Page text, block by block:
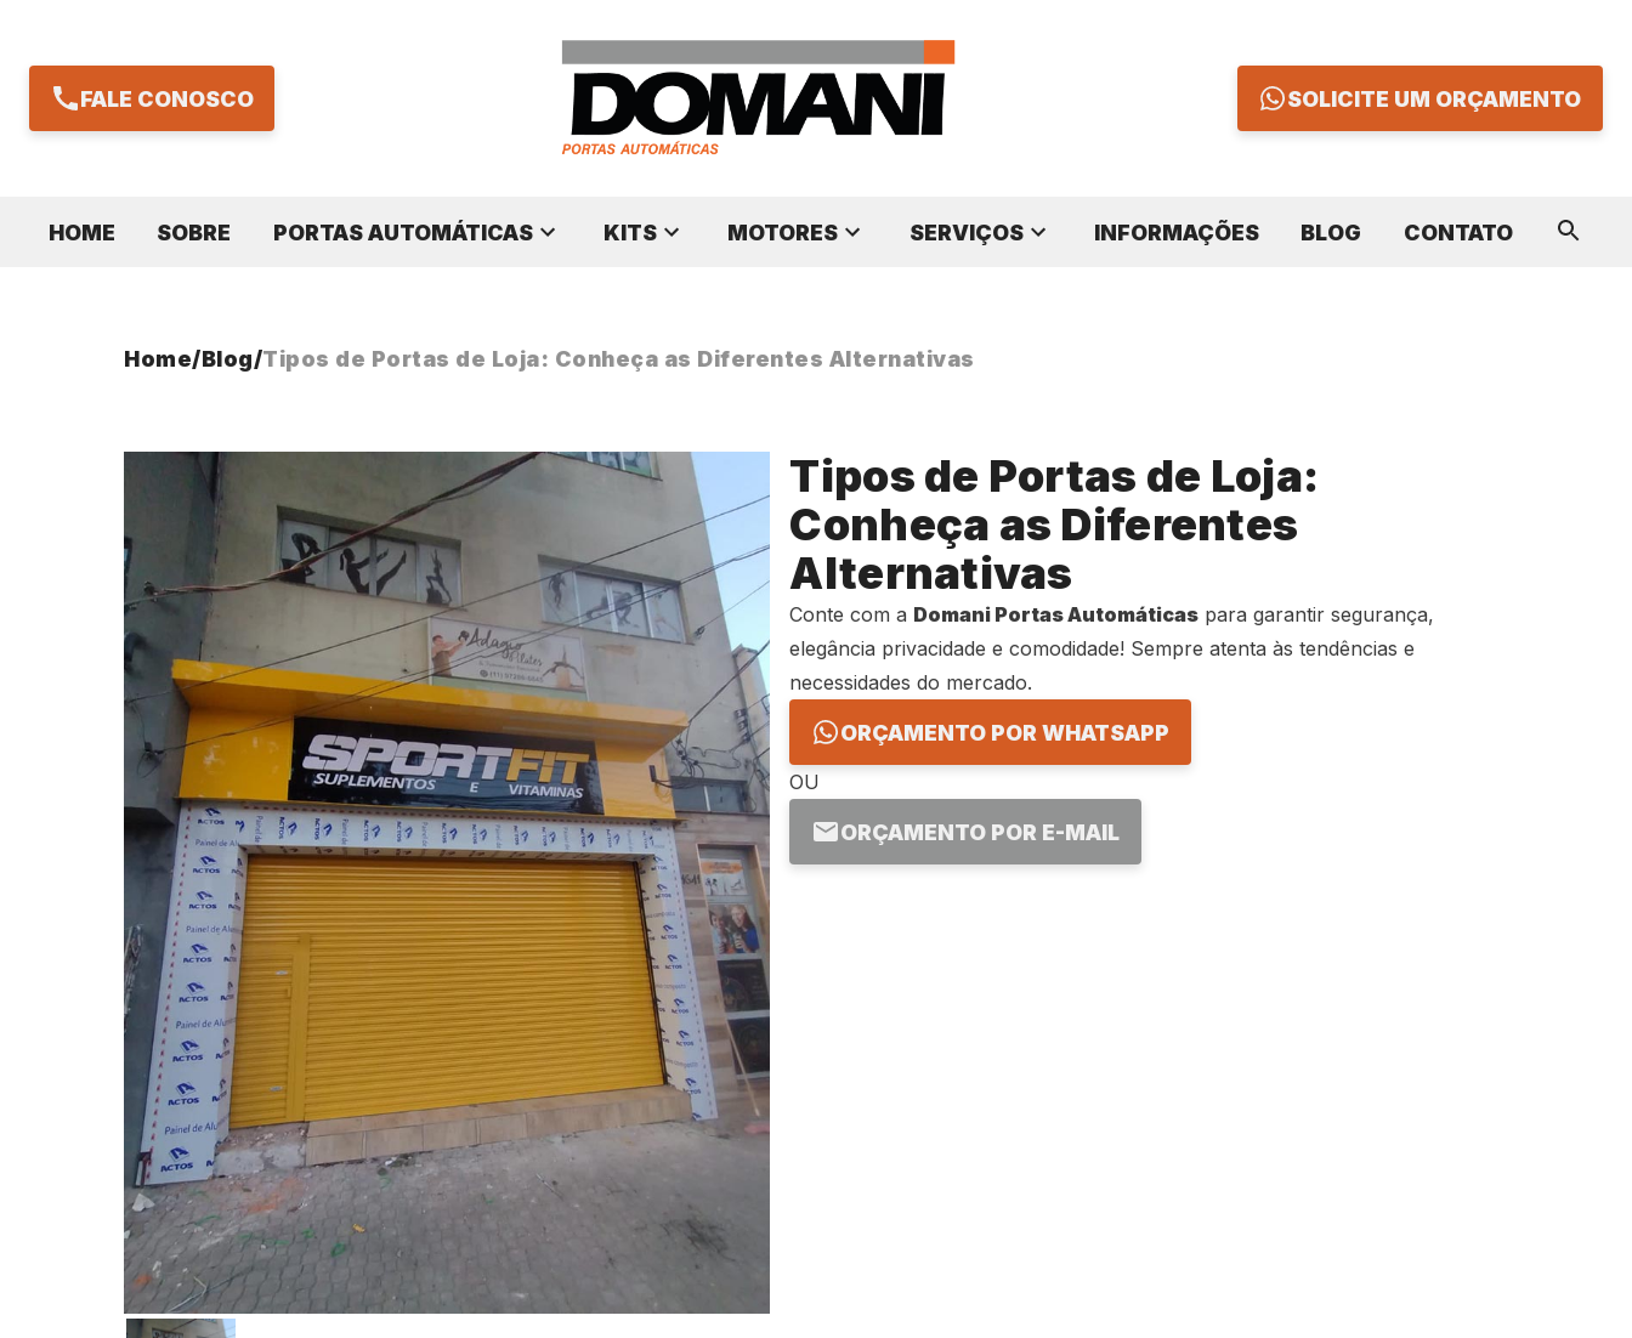
FALE CONOSCO SOLICITE UM ORÇAMENTO
HOME SOBRE PORTAS AUTOMÁTICAS KITS MOTORES SERVIÇOS INFORMAÇÕES BLOG CONTATO
Home/Blog/Tipos de Portas de Loja: Conheça as Diferentes Alternativas
Tipos de Portas de Loja:
Conheça as Diferentes
Alternativas
Conte com a Domani Portas Automáticas para garantir segurança,
elegância privacidade e comodidade! Sempre atenta às tendências e
necessidades do mercado.
ORÇAMENTO POR WHATSAPP
OU
ORÇAMENTO POR E-MAIL